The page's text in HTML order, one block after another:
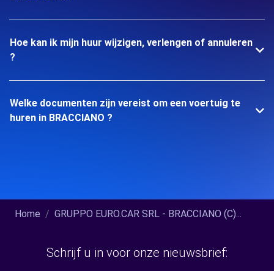
Hoe kan ik mijn huur wijzigen, verlengen of annuleren
?
Welke documenten zijn vereist om een voertuig te
huren in BRACCIANO ?
Home GRUPPO EURO.CAR SRL - BRACCIANO (C)...
Schrijf u in voor onze nieuwsbrief: